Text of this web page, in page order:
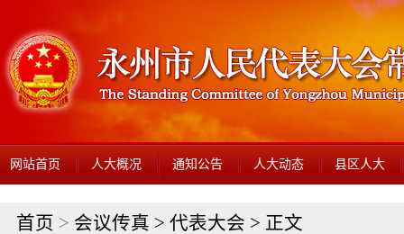
网站首页 人大概况 通知公告 人大动态 县区人大
首页 > 会议传真 > 代表大会 > 正文